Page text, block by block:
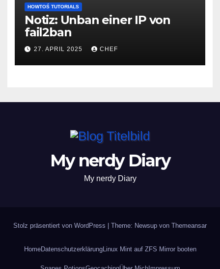
HOWTOŚ TUTORIALS
Notiz: Unban einer IP von
fail2ban
27. APRIL 2025 CHEF
My nerdy Diary
My nerdy Diary
Stolz präsentiert von WordPress Theme: Newsup von Themeansar
HomeDatenschutzerklärungLinux Mint auf ZFS Mirror booten